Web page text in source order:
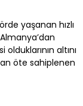
yaşanan hızlı
altını
öte sahiplenen